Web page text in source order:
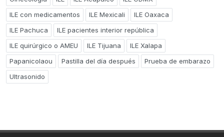
ILE con medicamentos
ILE Mexicali
ILE Oaxaca
ILE Pachuca
ILE pacientes interior república
ILE quirúrgico o AMEU
ILE Tijuana
ILE Xalapa
Papanicolaou
Pastilla del día después
Prueba de embarazo
Ultrasonido